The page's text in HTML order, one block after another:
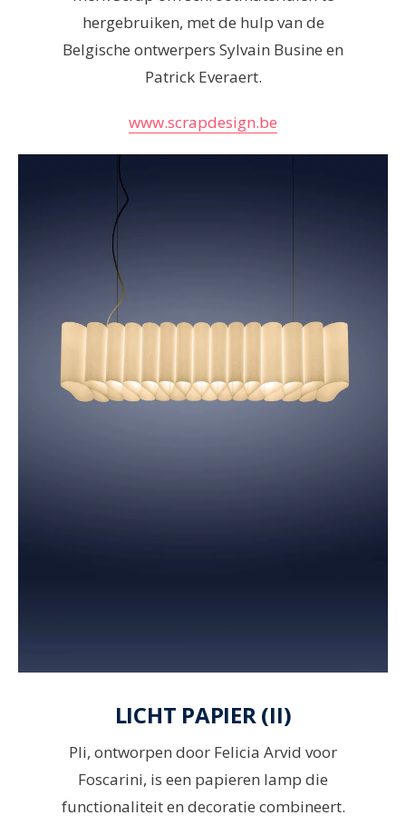
hergebruiken, met de hulp van de
Belgische ontwerpers Sylvain Busine en
Patrick Everaert.
www.scrapdesign.be
LICHT PAPIER (II)
Pli, ontworpen door Felicia Arvid voor
Foscarini, is een papieren lamp die
functionaliteit en decoratie combineert.